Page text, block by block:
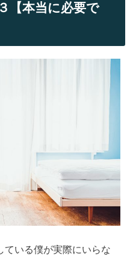
【本当に必要で
ている僕が実際にいらな